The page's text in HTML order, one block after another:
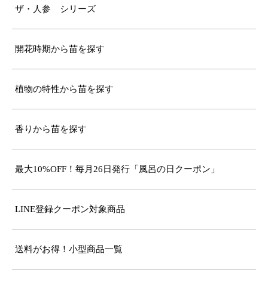
ザ・人参 シリーズ
開花時期から苗を探す
植物の特性から苗を探す
香りから苗を探す
最大10%OFF！毎月26日発行「風呂の日クーポン」
LINE登録クーポン対象商品
送料がお得！小型商品一覧